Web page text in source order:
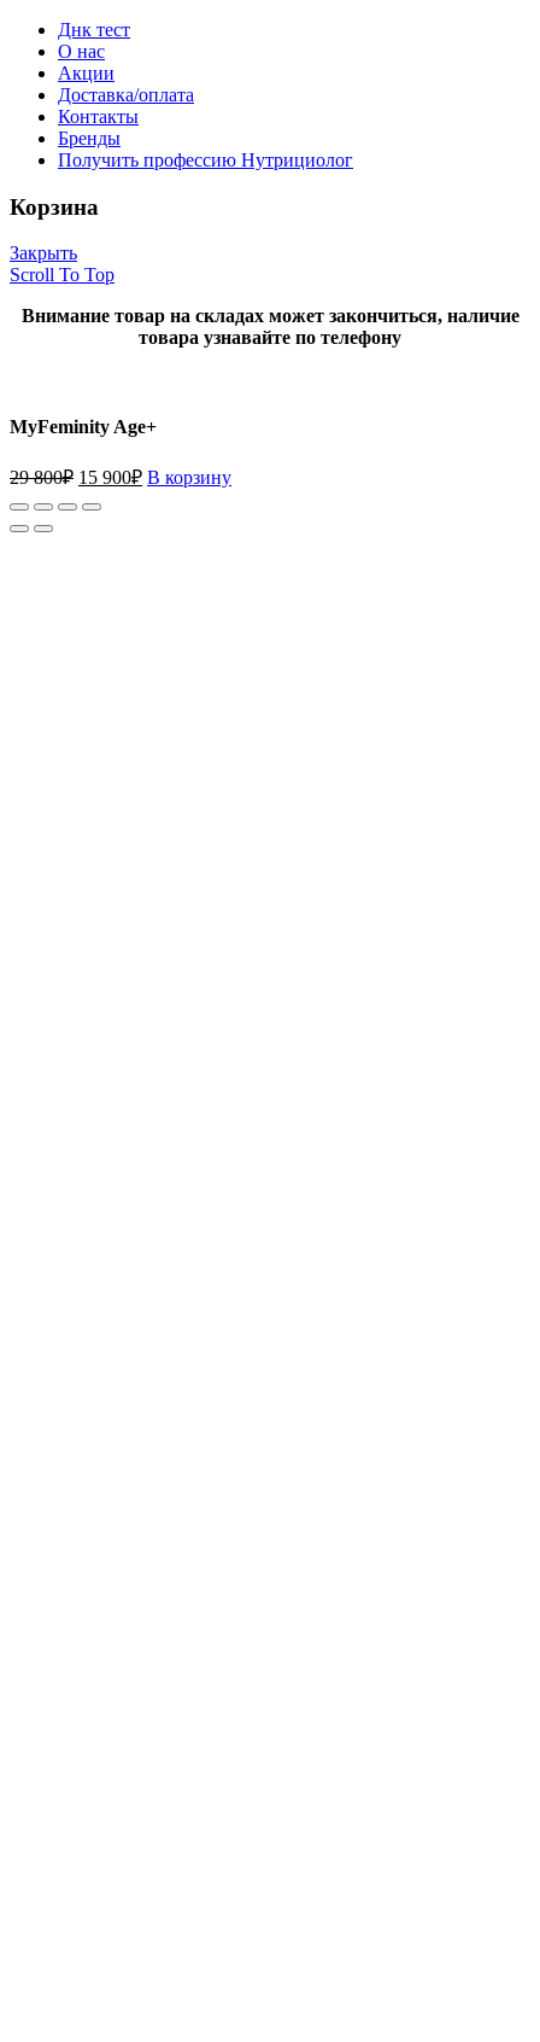
Днк тест
О нас
Акции
Доставка/оплата
Контакты
Бренды
Получить профессию Нутрициолог
Корзина
Закрыть
Scroll To Top
Внимание товар на складах может закончиться, наличие
товара узнавайте по телефону
MyFeminity Age+
29 800₽ 15 900₽ В корзину